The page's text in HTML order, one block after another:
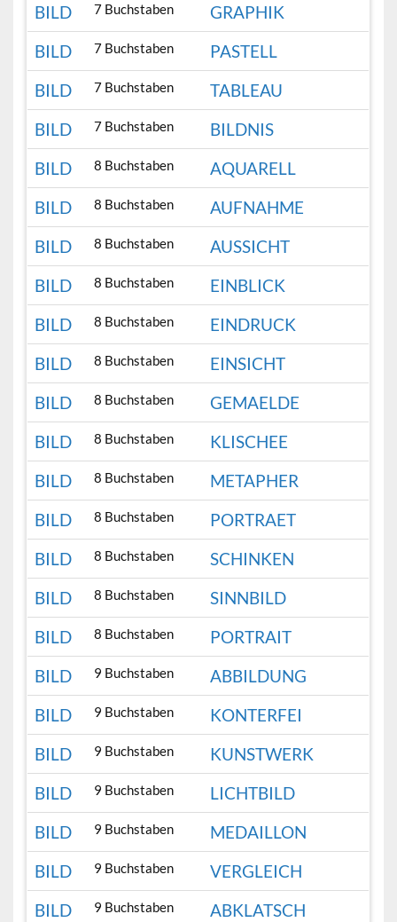
BILD
7 Buchstaben
GRAPHIK
BILD
7 Buchstaben
PASTELL
BILD
7 Buchstaben
TABLEAU
BILD
7 Buchstaben
BILDNIS
BILD
8 Buchstaben
AQUARELL
BILD
8 Buchstaben
AUFNAHME
BILD
8 Buchstaben
AUSSICHT
BILD
8 Buchstaben
EINBLICK
BILD
8 Buchstaben
EINDRUCK
BILD
8 Buchstaben
EINSICHT
BILD
8 Buchstaben
GEMAELDE
BILD
8 Buchstaben
KLISCHEE
BILD
8 Buchstaben
METAPHER
BILD
8 Buchstaben
PORTRAET
BILD
8 Buchstaben
SCHINKEN
BILD
8 Buchstaben
SINNBILD
BILD
8 Buchstaben
PORTRAIT
BILD
9 Buchstaben
ABBILDUNG
BILD
9 Buchstaben
KONTERFEI
BILD
9 Buchstaben
KUNSTWERK
BILD
9 Buchstaben
LICHTBILD
BILD
9 Buchstaben
MEDAILLON
BILD
9 Buchstaben
VERGLEICH
BILD
9 Buchstaben
ABKLATSCH